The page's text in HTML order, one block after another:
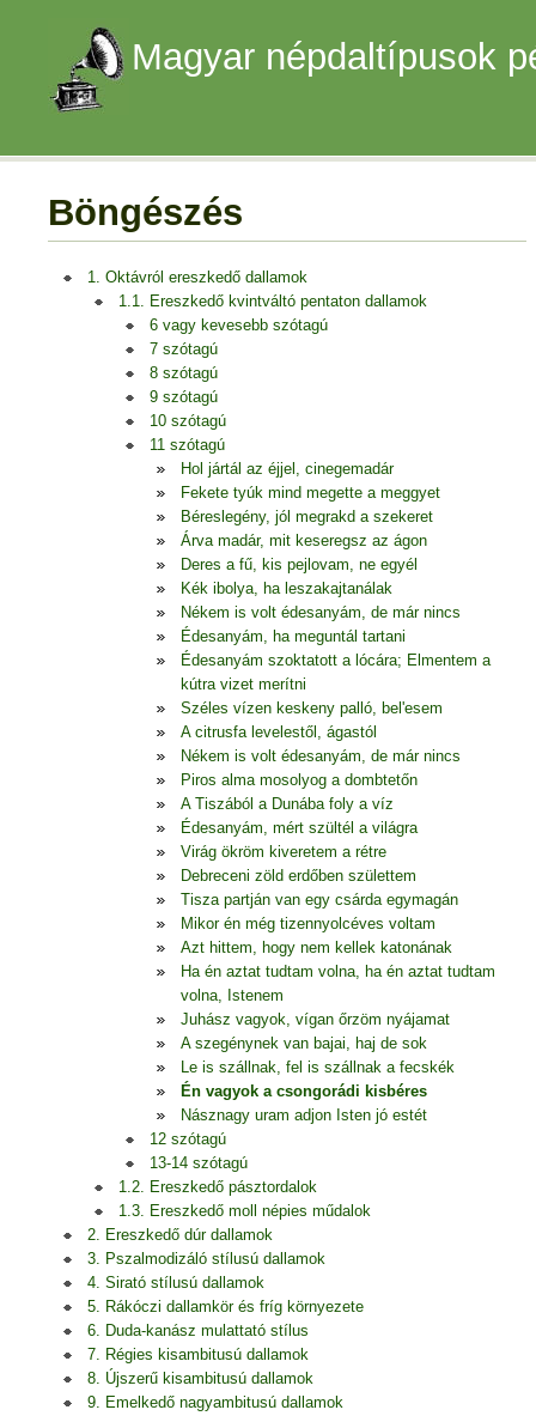
Magyar népdaltípusok
Böngészés
1. Oktávról ereszkedő dallamok
1.1. Ereszkedő kvintváltó pentaton dallamok
6 vagy kevesebb szótagú
7 szótagú
8 szótagú
9 szótagú
10 szótagú
11 szótagú
Hol jártál az éjjel, cinegemadár
Fekete tyúk mind megette a meggyet
Béreslegény, jól megrakd a szekeret
Árva madár, mit keseregsz az ágon
Deres a fű, kis pejlovam, ne egyél
Kék ibolya, ha leszakajtanálak
Nékem is volt édesanyám, de már nincs
Édesanyám, ha meguntál tartani
Édesanyám szoktatott a lócára; Elmentem a
kútra vizet merítni
Széles vízen keskeny palló, bel'esem
A citrusfa levelestől, ágastól
Nékem is volt édesanyám, de már nincs
Piros alma mosolyog a dombtetőn
A Tiszából a Dunába foly a víz
Édesanyám, mért szültél a világra
Virág ökröm kiveretem a rétre
Debreceni zöld erdőben születtem
Tisza partján van egy csárda egymagán
Mikor én még tizennyolcéves voltam
Azt hittem, hogy nem kellek katonának
Ha én aztat tudtam volna, ha én aztat tudtam
volna, Istenem
Juhász vagyok, vígan őrzöm nyájamat
A szegénynek van bajai, haj de sok
Le is szállnak, fel is szállnak a fecskék
Én vagyok a csongorádi kisbéres
Násznagy uram adjon Isten jó estét
12 szótagú
13-14 szótagú
1.2. Ereszkedő pásztordalok
1.3. Ereszkedő moll népies műdalok
2. Ereszkedő dúr dallamok
3. Pszalmodizáló stílusú dallamok
4. Sirató stílusú dallamok
5. Rákóczi dallamkör és fríg környezete
6. Duda-kanász mulattató stílus
7. Régies kisambitusú dallamok
8. Újszerű kisambitusú dallamok
9. Emelkedő nagyambitusú dallamok